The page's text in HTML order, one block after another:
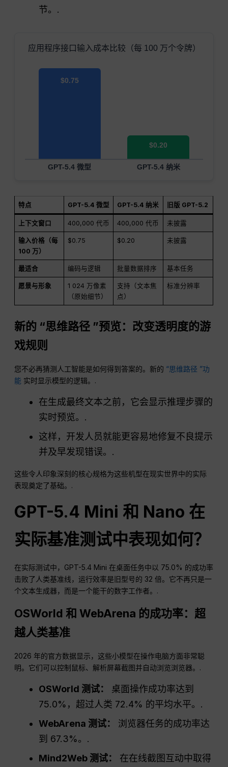
节。.
应用程序接口输入成本比较（每 100 万个令牌）
$0.75
GPT-5.4 微型
$0.20
GPT-5.4 纳米
特点 GPT-5.4 微型 GPT-5.4 纳米 旧版 GPT-5.2
上下文窗口 400,000 代币 400,000 代币 未披露
输入价格（每
100 万）
$0.75 $0.20 未披露
最适合 编码与逻辑 批量数据排序 基本任务
愿景与形象
1 024 万像素
（原始细节）
支持（文本焦
点）
标准分辨率
新的 “思维路径 ”预览：改变透明度的游
戏规则
您不必再猜测人工智能是如何得到答案的。新的 “思维路径 ”功
能 实时显示模型的逻辑。.
在生成最终文本之前，它会显示推理步骤的
实时预览。.
这样，开发人员就能更容易地修复不良提示
并及早发现错误。.
这些令人印象深刻的核心规格为这些机型在现实世界中的实际
表现奠定了基础。.
GPT-5.4 Mini 和 Nano 在
实际基准测试中表现如何？
在实际测试中，GPT-5.4 Mini 在桌面任务中以 75.0% 的成功率
击败了人类基准线，运行效率是旧型号的 32 倍。它不再只是一
个文本生成器，而是一个能干的数字工作者。.
OSWorld 和 WebArena 的成功率：超
越人类基准
2026 年的官方数据显示，这些小模型在操作电脑方面非常聪
明。它们可以控制鼠标、解析屏幕截图并自动浏览浏览器。.
OSWorld 测试：
桌面操作成功率达到
75.0%，超过人类 72.4% 的平均水平。.
WebArena 测试：
浏览器任务的成功率达
到 67.3%。.
Mind2Web 测试：
在在线截图互动中取得